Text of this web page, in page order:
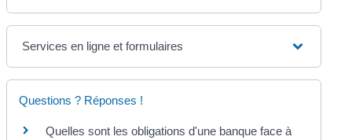
Services en ligne et formulaires
Questions ? Réponses !
Quelles sont les obligations d'une banque face à